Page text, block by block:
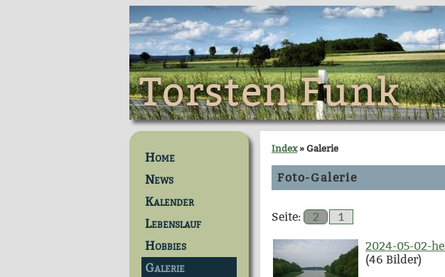
Torsten Funk
Home
News
Kalender
Lebenslauf
Hobbies
Galerie
Index» Galerie
Foto-Galerie
Seite: 2 1
2024-05-02-
(46 Bilder)